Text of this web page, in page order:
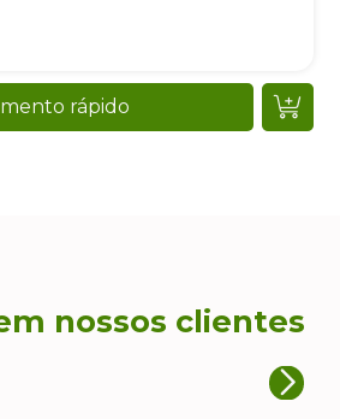
rápido
nossos clientes